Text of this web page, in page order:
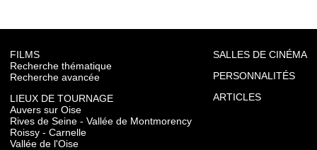
FILMS
Recherche thématique
Recherche avancée
LIEUX DE TOURNAGE
Auvers sur Oise
Rives de Seine - Vallée de Montmorency
Roissy - Carnelle
Vallée de l'Oise
SALLES DE CINÉMA
PERSONNALITÉS
ARTICLES